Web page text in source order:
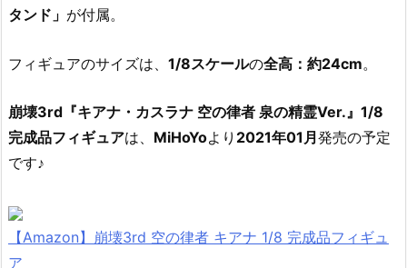
タンド」 が付属。
フィギュアのサイズは、 1/8スケールの全高：約24cm。
崩壊3rd『キアナ・カスラナ 空の律者 泉の精霊Ver.』1/8
完成品フィギュアは、 MiHoYoより 2021年01月 発売の予定
です♪
【Amazon】崩壊3rd 空の律者 キアナ 1/8 完成品フィギュ
ア